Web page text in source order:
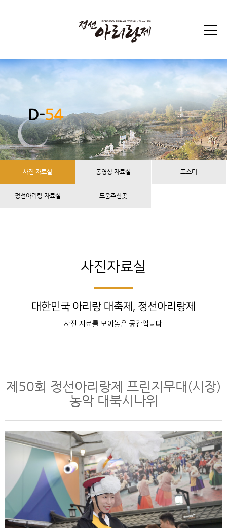
D-54
사진 자료실 동영상 자료실 포스터
정선아리랑 자료실 도움주신곳
사진자료실
대한민국 아리랑 대축제, 정선아리랑제
사진 자료를 모아놓은 공간입니다.
제50회 정선아리랑제 프린지무대(시장)
농악 대북시나위